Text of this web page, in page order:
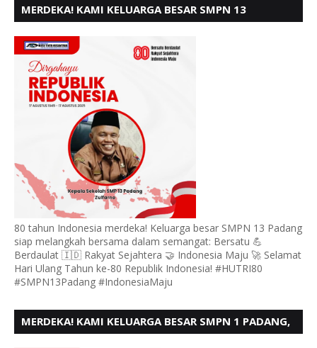
MERDEKA! KAMI KELUARGA BESAR SMPN 13
80 tahun Indonesia merdeka! Keluarga besar SMPN 13 Padang
siap melangkah bersama dalam semangat: Bersatu 💪
Berdaulat 🇮🇩 Rakyat Sejahtera 🤝 Indonesia Maju 🚀 Selamat
Hari Ulang Tahun ke-80 Republik Indonesia! #HUTRI80
#SMPN13Padang #IndonesiaMaju
MERDEKA! KAMI KELUARGA BESAR SMPN 1 PADANG,